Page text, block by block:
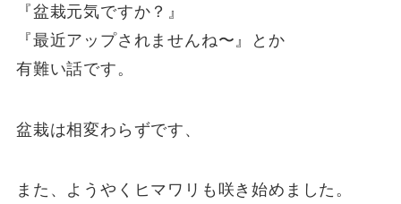
『盆栽元気ですか？』
『最近アップされませんね〜』とか
有難い話です。
盆栽は相変わらずです、
また、ようやくヒマワリも咲き始めました。